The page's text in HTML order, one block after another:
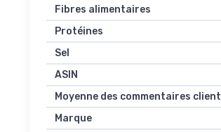
Fibres alimentaires
Protéines
Sel
ASIN
Moyenne des commentaires client
Marque